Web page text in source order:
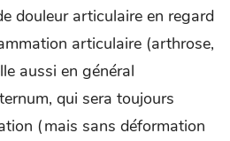
douleur articulaire en regard
articulaire (arthrose,
aussi en général
qui sera toujours
(mais sans déformation